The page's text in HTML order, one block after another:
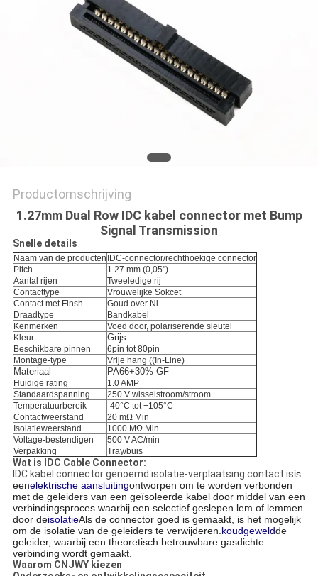
Productomschrijving
1.27mm Dual Row IDC kabel connector met Bump
Signal Transmission
Snelle details
Naam van de producten IDC-connector/rechthoekige connector
Pitch
1.27 mm (0,05")
Aantal rijen
Tweeledige rij
Contacttype
Vrouwelijke Sokcet
Contact met Finsh
Goud over Ni
Draadtype
Bandkabel
Kenmerken
Voed door, polariserende sleutel
Kleur
Grijs
Beschikbare pinnen
6pin tot 80pin
Montage-type
Vrije hang ((In-Line)
Materiaal PA66+30% GF
Huidige rating
1.0 AMP
Standaardspanning
250 V wisselstroom/stroom
Temperatuurbereik
-40°C tot +105°C
Contactweerstand
20 mΩ Min
Isolatieweerstand
1000 MΩ Min
Voltage-bestendigen
500 V AC/min
Verpakking
Tray/buis
Wat is IDC Cable Connector:
IDC kabel connector genoemd isolatie-verplaatsing contact isis
eenelektrische aansluitingontworpen om te worden verbonden
met de geleiders van een geïsoleerde kabel door middel van een
verbindingsproces waarbij een selectief geslepen lem of lemmen
door deisolatieAls de connector goed is gemaakt, is het mogelijk
om de isolatie van de geleiders te verwijderen.koudgeweldde
geleider, waarbij een theoretisch betrouwbare gasdichte
verbinding wordt gemaakt.
Waarom CNJWY kiezen